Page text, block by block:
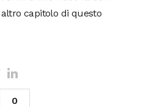
capitolo di questo
0